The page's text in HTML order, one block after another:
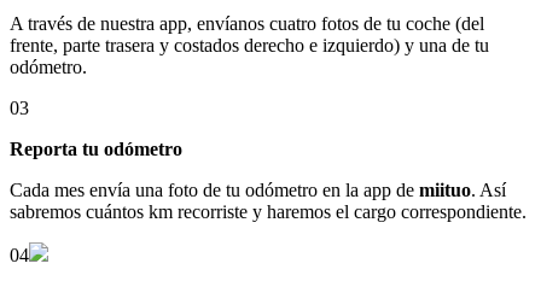
A través de nuestra app, envíanos cuatro fotos de tu coche (del
frente, parte trasera y costados derecho e izquierdo) y una de tu
odómetro.
03
Reporta tu odómetro
Cada mes envía una foto de tu odómetro en la app de miituo. Así
sabremos cuántos km recorriste y haremos el cargo correspondiente.
04